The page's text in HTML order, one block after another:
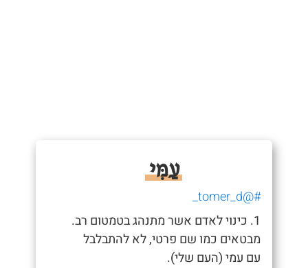
עַמִּי
#@tomer_d_
1. כינוי לאדם אשר מתנהג בטמטום רב.
מבטאים כמו שם פרטי, לא להתבלבל
עם עמי (העם שלי).